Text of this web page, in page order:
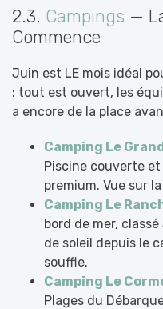
2.3. Campings —
Commence
Juin est LE mois idéal
: tout est ouvert, les
a encore de la place
Camping Le
Piscine couverte
premium. Vue sur
Camping Le
bord de mer,
de soleil depuis le
souffle.
Camping Le
Plages du